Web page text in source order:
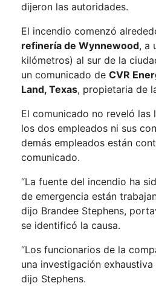
dijeron las autoridades.
El incendio comenzó
refinería de Wynnewood, a
kilómetros) al sur de la
un comunicado de CVR
Land, Texas, propietaria de
El comunicado no reveló las
los dos empleados ni sus
demás empleados están
comunicado.
“La fuente del incendio ha
de emergencia están
dijo Brandee Stephens,
se identificó la causa.
“Los funcionarios de la
una investigación exhaustiva
dijo Stephens.